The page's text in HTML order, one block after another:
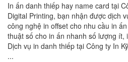
In ấn danh thiếp hay name card tại
Digital Printing, bạn nhận được dịch
công nghệ in offset cho nhu cầu in
thuật số cho in ấn nhanh số lượng ít,
Dịch vụ in danh thiếp tại Công ty In
...